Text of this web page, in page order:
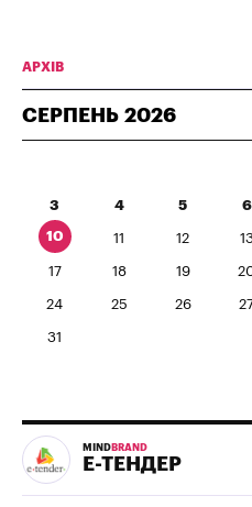
АРХІВ
СЕРПЕНЬ 2026
3 4 5 6
10 11 12 13
17 18 19
24 25 26
31
MIND BRAND
Е-ТЕНДЕР